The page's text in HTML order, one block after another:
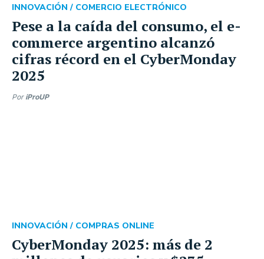
Pese a la caída del consumo, el e-
commerce argentino alcanzó
cifras récord en el CyberMonday
2025
INNOVACIÓN / COMERCIO ELECTRÓNICO
Por iProUP
CyberMonday 2025: más de 2
INNOVACIÓN / COMPRAS ONLINE